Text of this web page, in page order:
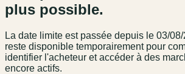
plus possible.
La date limite est passée depuis le 03/
reste disponible temporairement pour
identifier l'acheteur et accéder à des
encore actifs.